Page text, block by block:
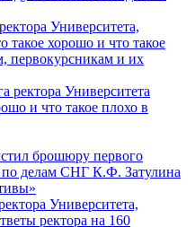
ректора Университета
и что такое плохо в
брошюру первого
делам СНГ К.Ф. Затулина